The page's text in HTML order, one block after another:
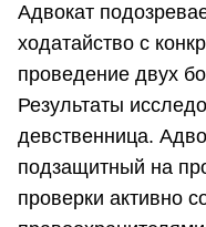
Адвокат
ходатайство с
проведение двух
Результаты
девственница.
подзащитный на
проверки активно